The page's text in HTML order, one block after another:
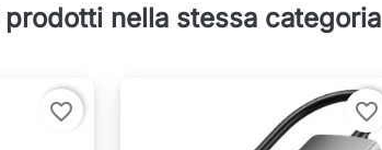
nella stessa categoria
favorite_border favorite_border